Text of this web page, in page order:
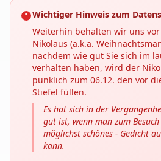
Wichtiger Hinweis zum
Weiterhin behalten wir uns
Nikolaus (a.k.a.
nachdem wie gut Sie sich im
verhalten haben, wird der
pünklich zum 06.12. den vor
Stiefel füllen.
Es hat sich in der
gut ist, wenn man zum
möglichst schönes - Gedicht
kann.